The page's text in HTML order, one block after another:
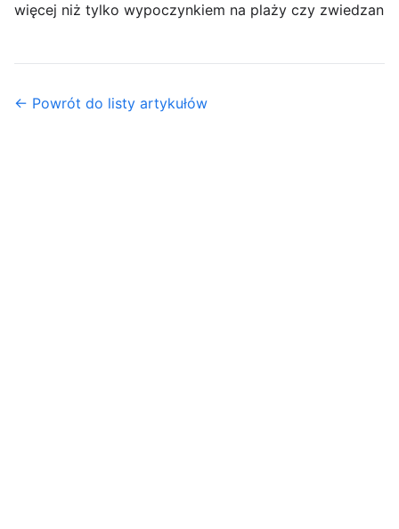
więcej niż tylko wypoczynkiem na plaży czy zwiedzan
← Powrót do listy artykułów